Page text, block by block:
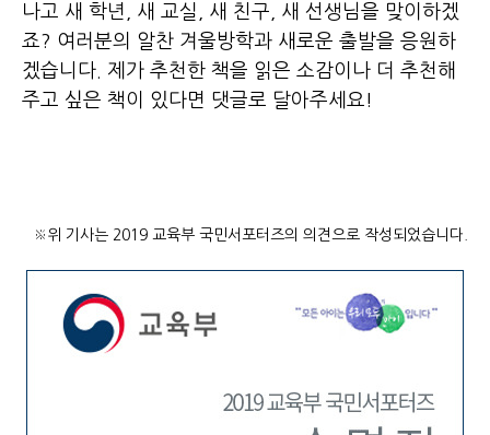
나고 새 학년, 새 교실, 새 친구, 새 선생님을 맞이하겠
죠? 여러분의 알찬 겨울방학과 새로운 출발을 응원하
겠습니다. 제가 추천한 책을 읽은 소감이나 더 추천해
주고 싶은 책이 있다면 댓글로 달아주세요!
※위 기사는 2019 교육부 국민서포터즈의 의견으로 작성되었습니다.